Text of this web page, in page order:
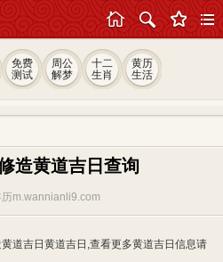
免费
测试
周公
解梦
十二
生肖
黄历
生活
造黄道吉日查询
m.wannianli9.com
道吉日黄道吉日,查看更多黄道吉日信息请